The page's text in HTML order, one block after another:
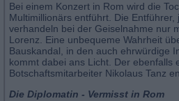
Bei einem Konzert in Rom wird die
Multimillionärs entführt. Die Entführer,
verhandeln bei der Geiselnahme nur
Lorenz. Eine unbequeme Wahrheit
Bauskandal, in den auch ehrwürdige
kommt dabei ans Licht. Der ebenfalls
Botschaftsmitarbeiter Nikolaus Tanz
Die Diplomatin - Vermisst in Rom